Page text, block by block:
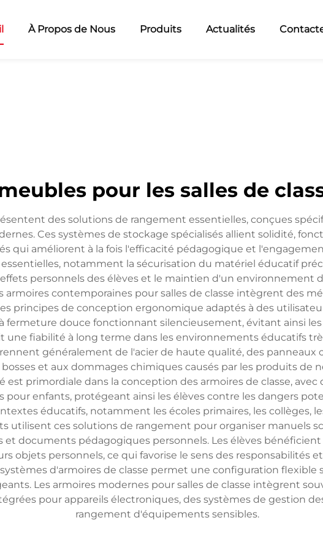
À Propos de Nous Produits Actualités
pour les salles de
des solutions de rangement essentielles, conçues
Ces systèmes de stockage spécialisés allient solidité,
qui améliorent à la fois l'efficacité pédagogique et
notamment la sécurisation du matériel éducatif
personnels des élèves et le maintien d'un environnement
contemporaines pour salles de classe intègrent des
principes de conception ergonomique adaptés à des
fermeture douce fonctionnant silencieusement, évitant ainsi
fiabilité à long terme dans les environnements éducatifs
généralement de l'acier de haute qualité, des panneaux
bosses et aux dommages chimiques causés par les produits
est primordiale dans la conception des armoires de classe,
pour enfants, protégeant ainsi les élèves contre les dangers
éducatifs, notamment les écoles primaires, les collèges,
utilisent ces solutions de rangement pour organiser manuels
documents pédagogiques personnels. Les élèves
objets personnels, ce qui favorise le sens des responsabilités
d'armoires de classe permet une configuration flexible
Les armoires modernes pour salles de classe intègrent
pour appareils électroniques, des systèmes de gestion
rangement d'équipements sensibles.